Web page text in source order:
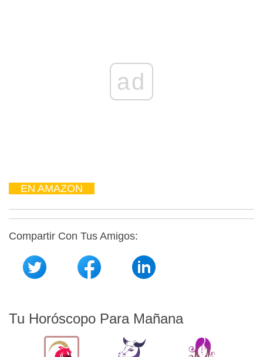
ad
EN AMAZON
Compartir Con Tus Amigos:
Tu Horóscopo Para Mañana